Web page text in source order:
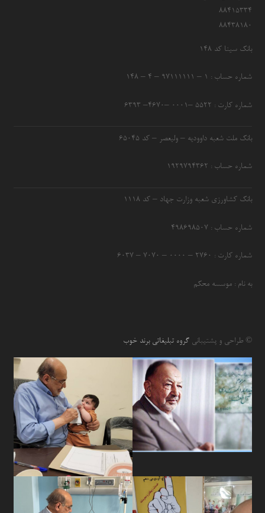
۸۸۴۱۵۳۳۴
۸۸۴۳۸۱۸۰
بانک سینا کد ۱۴۸
شماره حساب : ۱ – ۹۷۱۱۱۱۱۱ – ۴ – ۱۴۸
شماره کارت : ۵۵۲۲ –۰۰۰۱ –۴۶۷۰– ۶۳۹۳
بانک ملت شعبه داوودیه – ولیعصر – کد ۶۵۰۴۵
شماره حساب : ۱۹۲۹۷۹۴۳۶۲
بانک کشاورزی شعبه وزارت جهاد – کد 1118
شماره حساب : ۴۹۸۶۹۸۵۰۷
شماره کارت : ۲۷۶۰ – ۰۰۰۰ – ۷۰۷۰ – ۶۰۳۷
به نام : موسسه محکم
© طراحی و پشتیبانیگروه تبلیغاتی برند خوب